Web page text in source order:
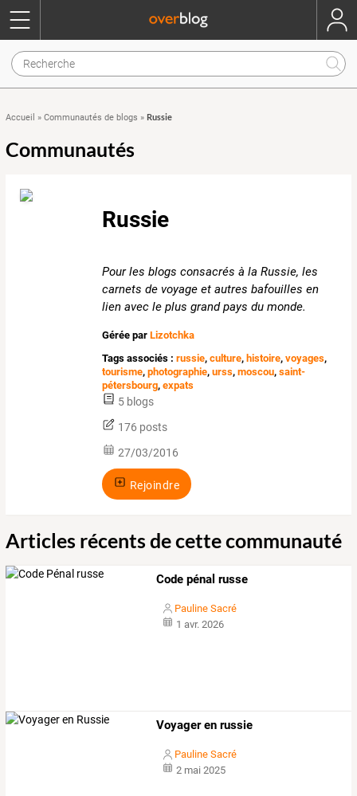
Accueil » Communautés de blogs » Russie
Communautés
Russie
Pour les blogs consacrés à la Russie, les
carnets de voyage et autres bafouilles en
lien avec le plus grand pays du monde.
Gérée parLizotchka
Tags associés : russie,culture, histoire,voyages,
tourisme,photographie,urss,moscou,saint-
pétersbourg,expats
5 blogs
176 posts
27/03/2016
Rejoindre
Articles récents de cette communauté
Code pénal russe
Pauline Sacré
1 avr. 2026
Voyager en russie
Pauline Sacré
2 mai 2025